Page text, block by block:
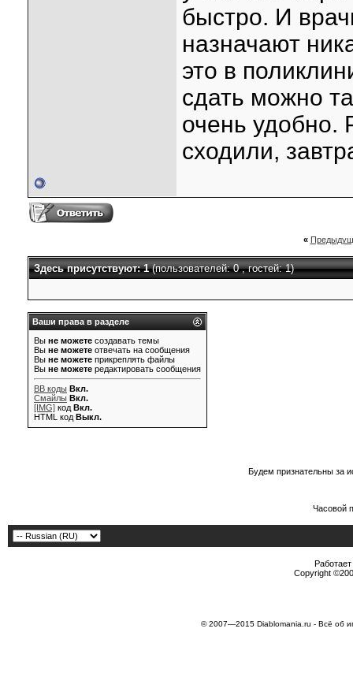
быстро. И
назначают
это в
сдать можно
очень удобно.
сходили,
«
Здесь присутствуют: 1(пользователей: 0 , гостей: 1)
Ваши права в разделе
Вы не можете создавать темы
Вы не можете отвечать на сообщения
Вы не можете прикреплять файлы
Вы не можете редактировать сообщения
BB коды Вкл.
Смайлы Вкл.
[IMG] код Вкл.
HTML код Выкл.
Будем признательны за
Часовой
Copyright
© 2007—2015 Diablomania.ru - Всё об